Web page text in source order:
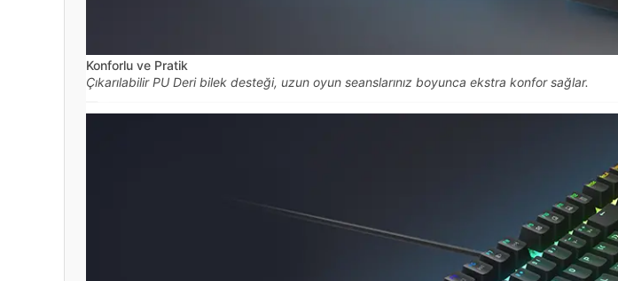
Konforlu ve Pratik
Çıkarılabilir PU Deri bilek desteği, uzun oyun seanslarınız boyunca ekstra konfor sağlar.